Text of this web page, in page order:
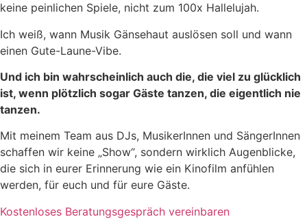
keine peinlichen Spiele, nicht zum 100x Hallelujah.
Ich weiß, wann Musik Gänsehaut auslösen soll und wann
einen Gute-Laune-Vibe.
Und ich bin wahrscheinlich auch die, die viel zu glücklich
ist, wenn plötzlich sogar Gäste tanzen, die eigentlich nie
tanzen.
Mit meinem Team aus DJs, MusikerInnen und SängerInnen
schaffen wir keine „Show“, sondern wirklich Augenblicke,
die sich in eurer Erinnerung wie ein Kinofilm anfühlen
werden, für euch und für eure Gäste.
Kostenloses Beratungsgespräch vereinbaren